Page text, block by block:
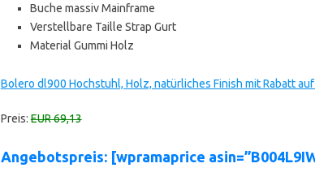
Buche massiv Mainframe
Verstellbare Taille Strap Gurt
Material Gummi Holz
Bolero dl900 Hochstuhl, Holz, natürliches Finish mit Rabatt
Preis:EUR 69,13
Angebotspreis: [wpramaprice